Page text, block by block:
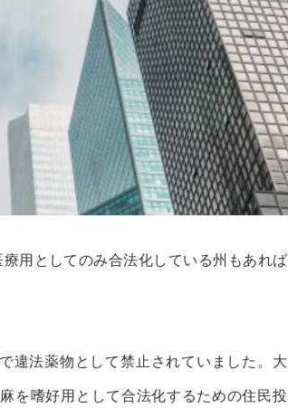
療用としてのみ合法化している州もあれ
違法薬物として禁止されていました。
を嗜好用として合法化するための住民